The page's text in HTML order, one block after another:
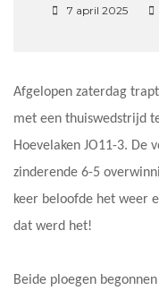
7 april 2025
Afgelopen zaterdag
met een thuiswedstrijd
Hoevelaken JO11-3. De
zinderende 6-5
keer beloofde het weer
dat werd het!
Beide ploegen